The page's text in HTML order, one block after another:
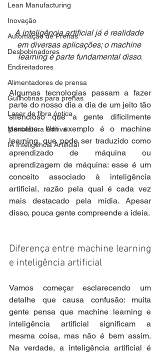
Lean Manufacturing
Inovação
Automação de Prenas
Desbobinadores
Endireitadores
Alimentadores de prensa
Guilhotinas para prenas
Laser de fibra óptica
Manufatura Aditiva
IA Inteligência Artificial
A inteligência artificial já é realidade
em diversas aplicações; o machine
learning é parte fundamental disso.
Algumas tecnologias passam a fazer
parte do nosso dia a dia de um jeito tão
silencioso que a gente dificilmente
percebe. Um exemplo é o machine
learning, que pode ser traduzido como
aprendizado de máquina ou
aprendizagem de máquina: esse é um
conceito associado à inteligência
artificial, razão pela qual é cada vez
mais destacado pela mídia. Apesar
disso, pouca gente compreende a ideia.
Diferença entre machine learning
e inteligência artificial
Vamos começar esclarecendo um
detalhe que causa confusão: muita
gente pensa que machine learning e
inteligência artificial significam a
mesma coisa, mas não é bem assim.
Na verdade, a inteligência artificial é